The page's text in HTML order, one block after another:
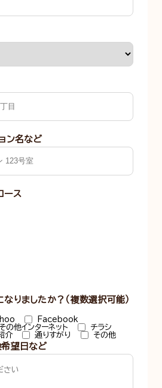
ン名など
ース
りましたか？（複数選択可能）
Facebook
その他インターネット
チラシ
介 通りすがり
その他
希望日など